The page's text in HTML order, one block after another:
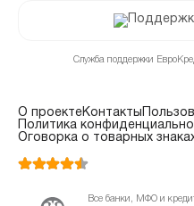
Служба поддержки
О проектеКонтакты
Политика
Оговорка о товарных
Все банки, МФО и